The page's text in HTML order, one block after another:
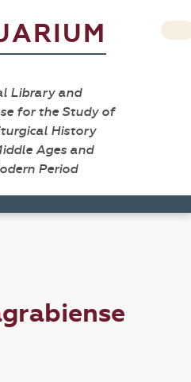
Library and
for the Study of
History
Ages and
Period